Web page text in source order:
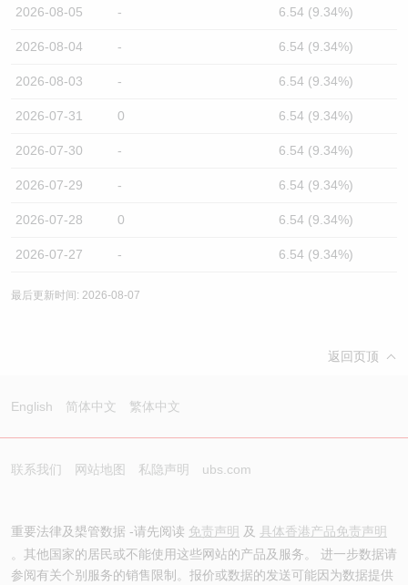
2026-08-05 - 6.54 (9.34%)
2026-08-04 - 6.54 (9.34%)
2026-08-03 - 6.54 (9.34%)
2026-07-31 0 6.54 (9.34%)
2026-07-30 - 6.54 (9.34%)
2026-07-29 - 6.54 (9.34%)
2026-07-28 0 6.54 (9.34%)
2026-07-27 - 6.54 (9.34%)
最后更新时间: 2026-08-07
返回页顶
English 简体中文 繁体中文
联系我们 网站地图 私隐声明 ubs.com
重要法律及槼管数据 -请先阅读 免责声明 及 具体香港产品免责声明
。其他国家的居民或不能使用这些网站的产品及服务。 进一步数据请
参阅有关个别服务的销售限制。报价或数据的发送可能因为数据提供